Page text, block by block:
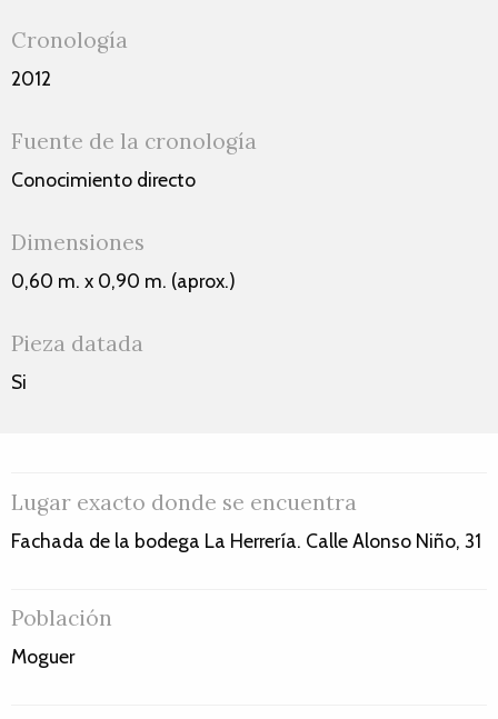
Cronología
2012
Fuente de la cronología
Conocimiento directo
Dimensiones
0,60 m. x 0,90 m. (aprox.)
Pieza datada
Si
Lugar exacto donde se encuentra
Fachada de la bodega La Herrería. Calle Alonso Niño, 31
Población
Moguer